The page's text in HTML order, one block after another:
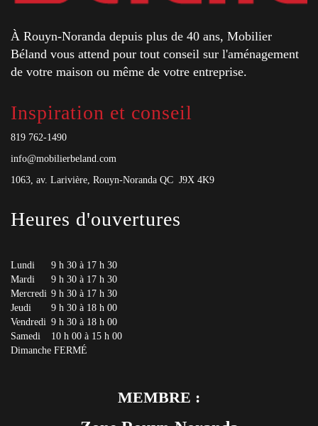
À Rouyn-Noranda depuis plus de 40 ans, Mobilier
Béland vous attend pour tout conseil sur l'aménagement
de votre maison ou même de votre entreprise.
Inspiration et conseil
819 762-1490
info@mobilierbeland.com
1063, av. Larivière, Rouyn-Noranda QC J9X 4K9
Heures d'ouvertures
Lundi
9 h 30 à 17 h 30
Mardi
9 h 30 à 17 h 30
Mercredi 9 h 30 à 17 h 30
Jeudi
9 h 30 à 18 h 00
Vendredi 9 h 30 à 18 h 00
Samedi
10 h 00 à 15 h 00
Dimanche FERMÉ
MEMBRE :